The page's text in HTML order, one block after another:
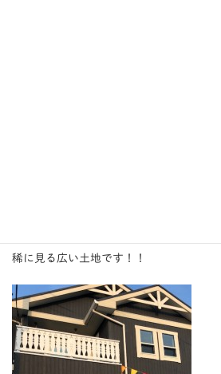
稀に見る広い土地です！！